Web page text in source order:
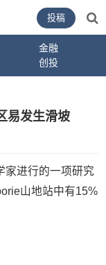
金融
创投
投稿
易发生滑坡
家进行的一项研究
山地站中有15%